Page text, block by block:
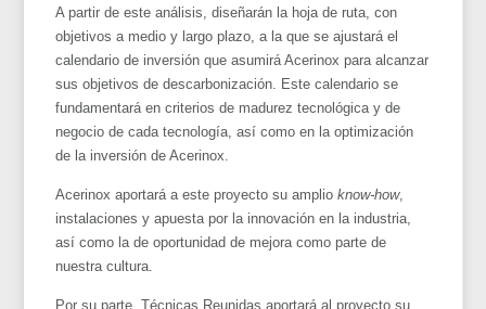
A partir de este análisis, diseñarán la hoja de ruta, con
objetivos a medio y largo plazo, a la que se ajustará el
calendario de inversión que asumirá Acerinox para alcanzar
sus objetivos de descarbonización. Este calendario se
fundamentará en criterios de madurez tecnológica y de
negocio de cada tecnología, así como en la optimización
de la inversión de Acerinox.
Acerinox aportará a este proyecto su amplioknow-how,
instalaciones y apuesta por la innovación en la industria,
así como la de oportunidad de mejora como parte de
nuestra cultura.
Por su parte, Técnicas Reunidas aportará al proyecto su